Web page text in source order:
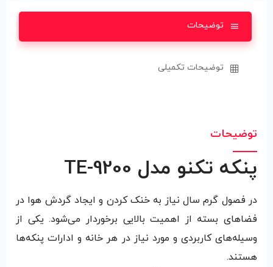
توضیحات
توضیحات تکمیلی
توضیحات
پنکه تکنو مدل TE-9200
در فصول گرم سال نیاز به خنک‌ کردن و ایجاد گردش هوا در
فضا‌های بسته از اهمیت بالایی برخوردار می‌شود. یکی از
وسیله‌‌های کاربردی و مورد نیاز در هر خانه و ادارات پنکه‌‌ها
هستند.